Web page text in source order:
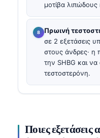
μοτίβα λιπώδους
Πρωινή
σε 2 εξετάσεις
στους άνδρες· η
την SHBG και
τεστοστερόνη.
Ποιες εξετάσεις